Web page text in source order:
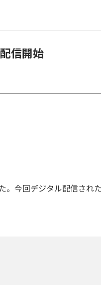
配信開始
。今回デジタル配信され